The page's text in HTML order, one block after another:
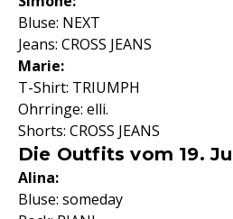
Bluse: NEXT
Jeans: CROSS JEANS
Marie:
T-Shirt: TRIUMPH
Ohrringe: elli.
Shorts: CROSS JEANS
Die Outfits vom 19.
Alina:
Bluse: someday